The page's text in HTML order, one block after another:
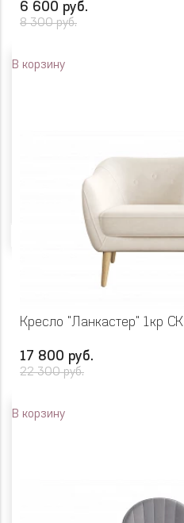
6 600 руб.
8 300 руб.
В корзину
Кресло "Ланкастер" 1кр СК
17 800 руб.
22 300 руб.
В корзину